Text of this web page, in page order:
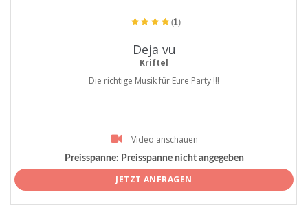
(1)
Deja vu
Kriftel
Die richtige Musik für Eure Party !!!
Video anschauen
Preisspanne: Preisspanne nicht angegeben
JETZT ANFRAGEN